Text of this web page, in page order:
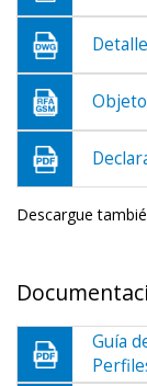
Descargue
Guía